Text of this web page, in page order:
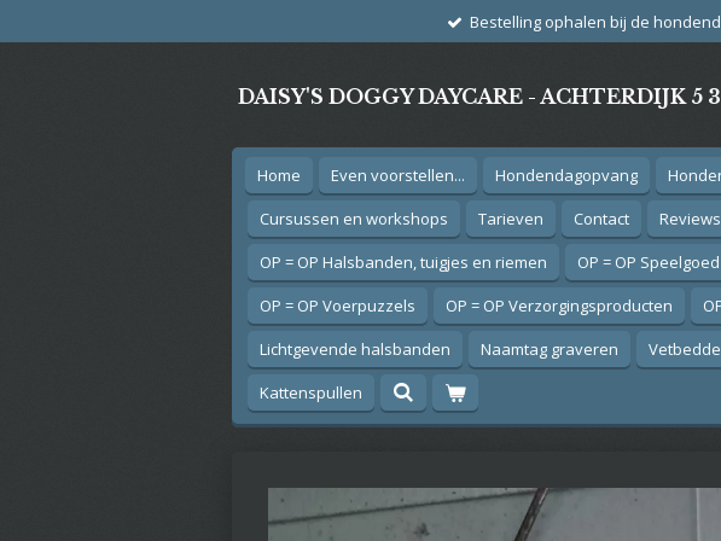
Bestelling ophalen bij de
DAISY'S DOGGY DAYCARE - ACHTERDIJK
Home Even voorstellen... Hondendagopvang
Cursussen en workshops
Tarieven Contact Reviews
OP = OP Halsbanden, tuigjes en riemen
OP = OP Speelgoed
OP = OP Voerpuzzels
OP = OP Verzorgingsproducten
Lichtgevende halsbanden
Naamtag graveren
Kattenspullen